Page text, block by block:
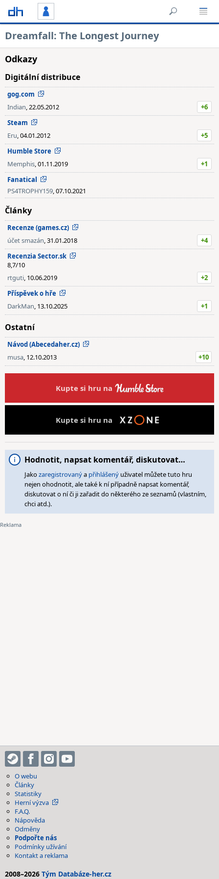
Dreamfall: The Longest Journey
Odkazy
Digitální distribuce
gog.com
Indian, 22.05.2012
+6
Steam
Eru, 04.01.2012
+5
Humble Store
Memphis, 01.11.2019
+1
Fanatical
PS4TROPHY159, 07.10.2021
Články
Recenze (games.cz)
účet smazán, 31.01.2018
+4
Recenzia Sector.sk
8,7/10
rtguti, 10.06.2019
+2
Příspěvek o hře
DarkMan, 13.10.2025 +1
Ostatní
Návod (Abecedaher.cz)
musa, 12.10.2013 +10
Kupte si hru na
Kupte si hru na
Hodnotit, napsat komentář, diskutovat…
Jakozaregistrovanýa přihlášený uživatel můžete tuto hru
nejen ohodnotit, ale také k ní případně napsat komentář,
diskutovat o ní či ji zařadit do některého ze seznamů (vlastním,
chci atd.).
O webu
Články
Statistiky
Herní výzva
F.A.Q.
Nápověda
Odměny
Podpořte nás
Podmínky užívání
Kontakt a reklama
2008–2026 Tým Databáze-her.cz